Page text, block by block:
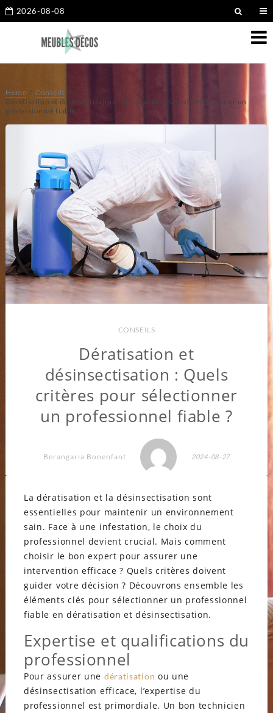
2026-08-08
Home
Conseils
Dératisation et désinsectisation : Quels critères pour sélectionner un
professionnel fiable ?
CONSEILS
Dératisation et
désinsectisation : Quels
critères pour sélectionner
un professionnel fiable ?
Berangaria Bonenfant 2024-08-27
La dératisation et la désinsectisation sont
essentielles pour maintenir un environnement
sain. Face à une infestation, le choix du
professionnel devient crucial. Mais comment
choisir le bon expert pour assurer une
intervention efficace ? Quels critères doivent
guider votre décision ? Découvrons ensemble les
éléments clés pour sélectionner un professionnel
fiable en dératisation et désinsectisation.
Expertise et qualifications du
professionnel
Pour assurer une dératisation ou une
désinsectisation efficace, l’expertise du
professionnel est primordiale. Un bon technicien